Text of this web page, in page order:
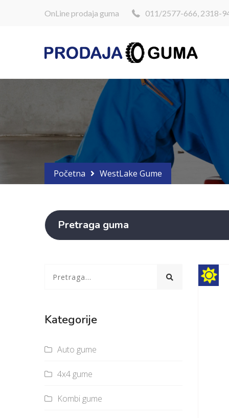
OnLine prodaja guma 011/2577-666, 2318-
Početna WestLake Gume
Pretraga guma
Kategorije
Auto gume
4x4 gume
Kombi gume